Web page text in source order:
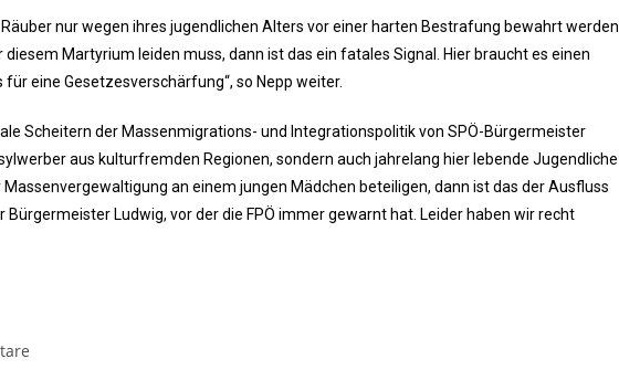
nur wegen ihres jugendlichen Alters vor einer harten Bestrafung bewahrt werden
Martyrium leiden muss, dann ist das ein fatales Signal. Hier braucht es einen
eine Gesetzesverschärfung“, so Nepp weiter.
Scheitern der Massenmigrations- und Integrationspolitik von SPÖ-Bürgermeister
aus kulturfremden Regionen, sondern auch jahrelang hier lebende Jugendliche
an einem jungen Mädchen beteiligen, dann ist das der Ausfluss
Ludwig, vor der die FPÖ immer gewarnt hat. Leider haben wir recht